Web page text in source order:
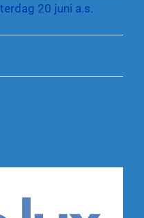
20 juni a.s.